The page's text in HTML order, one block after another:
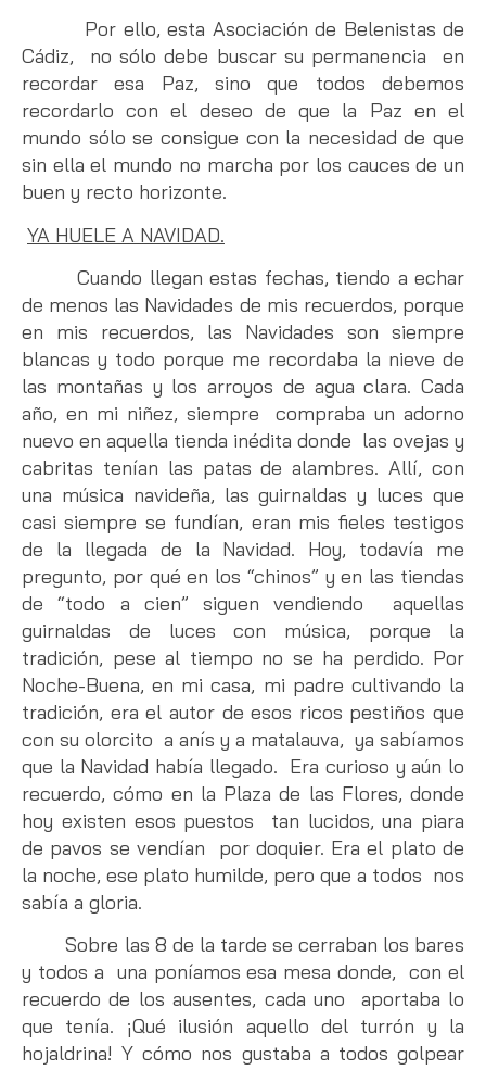
Por ello, esta Asociación de Belenistas de
Cádiz, no sólo debe buscar su permanencia en
recordar esa Paz, sino que todos debemos
recordarlo con el deseo de que la Paz en el
mundo sólo se consigue con la necesidad de que
sin ella el mundo no marcha por los cauces de un
buen y recto horizonte.
YA HUELE A NAVIDAD.
Cuando llegan estas fechas, tiendo a echar
de menos las Navidades de mis recuerdos, porque
en mis recuerdos, las Navidades son siempre
blancas y todo porque me recordaba la nieve de
las montañas y los arroyos de agua clara. Cada
año, en mi niñez, siempre compraba un adorno
nuevo en aquella tienda inédita donde las ovejas y
cabritas tenían las patas de alambres. Allí, con
una música navideña, las guirnaldas y luces que
casi siempre se fundían, eran mis fieles testigos
de la llegada de la Navidad. Hoy, todavía me
pregunto, por qué en los “chinos” y en las tiendas
de “todo a cien” siguen vendiendo aquellas
guirnaldas de luces con música, porque la
tradición, pese al tiempo no se ha perdido. Por
Noche-Buena, en mi casa, mi padre cultivando la
tradición, era el autor de esos ricos pestiños que
con su olorcito a anís y a matalauva, ya sabíamos
que la Navidad había llegado. Era curioso y aún lo
recuerdo, cómo en la Plaza de las Flores, donde
hoy existen esos puestos tan lucidos, una piara
de pavos se vendían por doquier. Era el plato de
la noche, ese plato humilde, pero que a todos nos
sabía a gloria.
Sobre las 8 de la tarde se cerraban los bares
y todos a una poníamos esa mesa donde, con el
recuerdo de los ausentes, cada uno aportaba lo
que tenía. ¡Qué ilusión aquello del turrón y la
hojaldrina! Y cómo nos gustaba a todos golpear